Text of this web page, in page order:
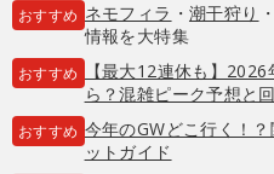
おすすめ ネモフィラ ・ 潮干狩り ・
情報を大特集
おすすめ
【最大12連休も】
ら？混雑ピーク予想と
おすすめ 今年のGWどこ行く！
ットガイド